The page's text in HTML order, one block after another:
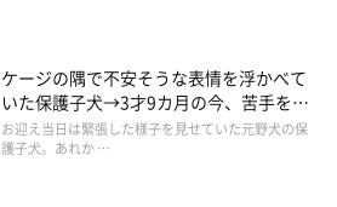
ケージの隅で不安そうな表情を浮かべて
いた保護子犬→3才9カ月の今、苦手を克
服し頼もしいコに成長！
お迎え当日は緊張した様子を見せていた元野犬の保
護子犬。あれか …